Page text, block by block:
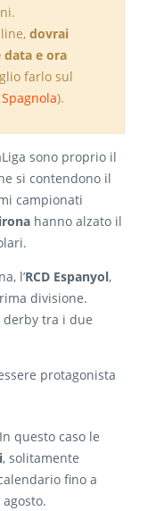
dovrai
e ora
farlo sul
).
sono proprio il
si contendono il
campionati
hanno alzato il
l’RCD Espanyol,
divisione.
derby tra i due
protagonista
questo caso le
, solitamente
fino a